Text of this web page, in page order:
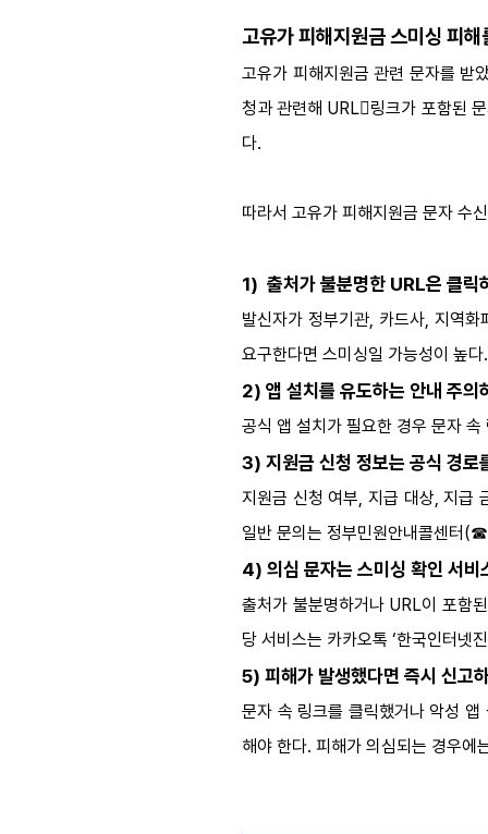
고유가 피해지원금 스미싱 피
고유가 피해지원금 관련 문자를 받
청과 관련해 URL링크가 포함된
다.
따라서 고유가 피해지원금 문자 수
1) 출처가 불분명한 URL은 클릭
발신자가 정부기관, 카드사, 지역
요구한다면 스미싱일 가능성이 높다.
2) 앱 설치를 유도하는 안내 주의
공식 앱 설치가 필요한 경우 문자
3) 지원금 신청 정보는 공식 경로
지원금 신청 여부, 지급 대상, 지급
일반 문의는 정부민원안내콜센터
4) 의심 문자는 스미싱 확인 서비
출처가 불분명하거나 URL이 포함
당 서비스는 카카오톡 ‘한국인터넷
5) 피해가 발생했다면 즉시 신고
문자 속 링크를 클릭했거나 악성
해야 한다. 피해가 의심되는 경우에